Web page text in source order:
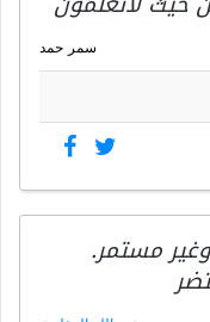
سمر حمد
مستمر.